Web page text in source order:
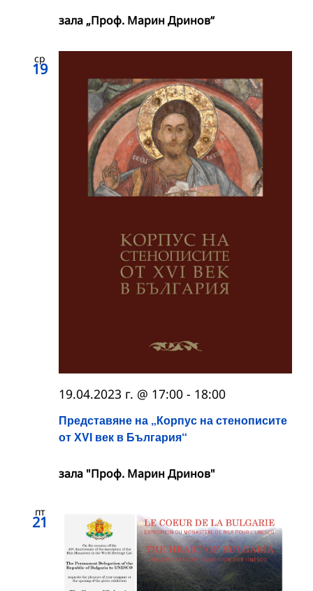
зала „Проф. Марин Дринов“
ср
19
Представяне на „Корпус на стенописите
от ХVІ век в България“
19.04.2023 г. @ 17:00 - 18:00
зала "Проф. Марин Дринов"
пт
21